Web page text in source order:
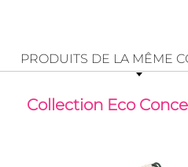
PRODUITS DE LA MÊME
Collection Eco